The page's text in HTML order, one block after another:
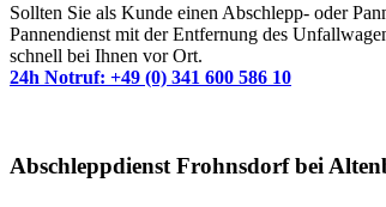
Sollten Sie als Kunde einen Abschlepp- oder
Pannendienst mit der Entfernung des
schnell bei Ihnen vor Ort.
24h Notruf: +49 (0) 341 600 586 10
Abschleppdienst Frohnsdorf bei